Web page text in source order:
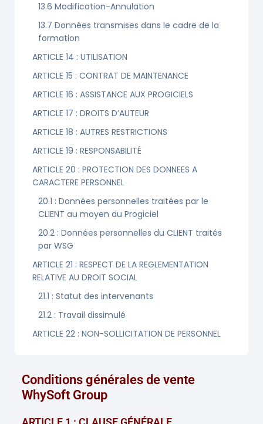
13.6 Modification-Annulation
13.7 Données transmises dans le cadre de la
formation
ARTICLE 14 : UTILISATION
ARTICLE 15 : CONTRAT DE MAINTENANCE
ARTICLE 16 : ASSISTANCE AUX PROGICIELS
ARTICLE 17 : DROITS D’AUTEUR
ARTICLE 18 : AUTRES RESTRICTIONS
ARTICLE 19 : RESPONSABILITÉ
ARTICLE 20 : PROTECTION DES DONNEES A
CARACTERE PERSONNEL
20.1 : Données personnelles traitées par le
CLIENT au moyen du Progiciel
20.2 : Données personnelles du CLIENT traités
par WSG
ARTICLE 21 : RESPECT DE LA REGLEMENTATION
RELATIVE AU DROIT SOCIAL
21.1 : Statut des intervenants
21.2 : Travail dissimulé
ARTICLE 22 : NON-SOLLICITATION DE PERSONNEL
Conditions générales de vente
WhySoft Group